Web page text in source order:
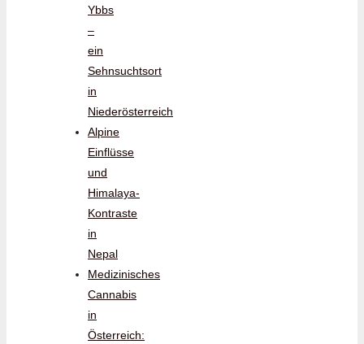
Ybbs
–
ein
Sehnsuchtsort
in
Niederösterreich
Alpine
Einflüsse
und
Himalaya-
Kontraste
in
Nepal
Medizinisches
Cannabis
in
Österreich: